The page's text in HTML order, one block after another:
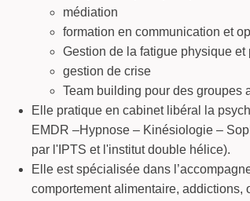
médiation
formation en communication et
Gestion de la fatigue physique et
gestion de crise
Team building pour des groupes
Elle pratique en cabinet libéral la
EMDR –Hypnose – Kinésiologie –
par l'IPTS et l'institut double hélice).
Elle est spécialisée dans
comportement alimentaire, addictions,